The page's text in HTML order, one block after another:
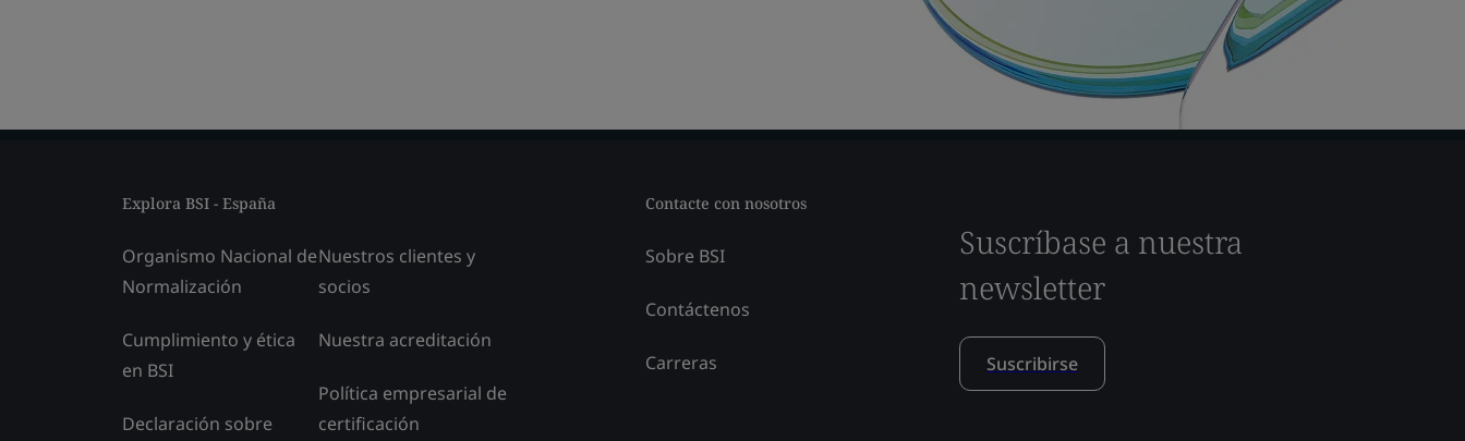
Explora BSI - España
Organismo Nacional de
Normalización
Cumplimiento y ética
en BSI
Declaración sobre
Nuestros clientes y
socios
Nuestra acreditación
Política empresarial de
certificación
Contacte con nosotros
Sobre BSI
Contáctenos
Carreras
Suscríbase a nuestra
newsletter
Suscribirse